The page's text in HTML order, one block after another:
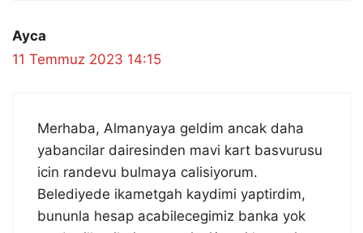
Ayca
11 Temmuz 2023 14:15
Merhaba, Almanyaya geldim ancak daha
yabancilar dairesinden mavi kart basvurusu
icin randevu bulmaya calisiyorum.
Belediyede ikametgah kaydimi yaptirdim,
bununla hesap acabilecegimiz banka yok